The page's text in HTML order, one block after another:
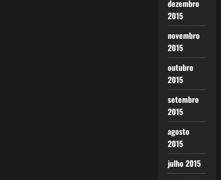
dezembro
2015
novembro
2015
outubro
2015
setembro
2015
agosto
2015
julho 2015